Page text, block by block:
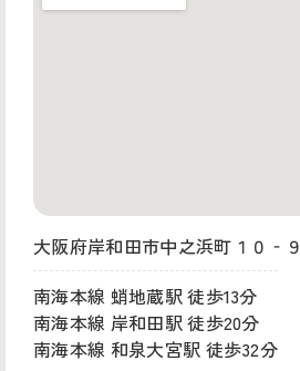
大阪府岸和田市中之浜町１０‐９
南海本線 蛸地蔵駅 徒歩13分
南海本線 岸和田駅 徒歩20分
南海本線 和泉大宮駅 徒歩32分